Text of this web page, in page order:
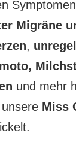
Migräne
,
und mehr
Miss